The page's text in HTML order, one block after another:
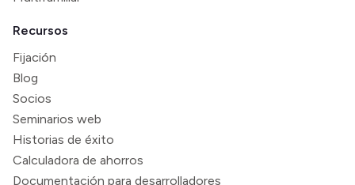
Recursos
Fijación
Blog
Socios
Seminarios web
Historias de éxito
Calculadora de ahorros
Documentación para desarrolladores